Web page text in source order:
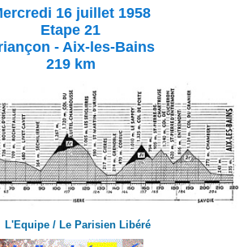
16 juillet 1958
Etape 21
- Aix-les-Bains
219 km
/ Le Parisien Libéré